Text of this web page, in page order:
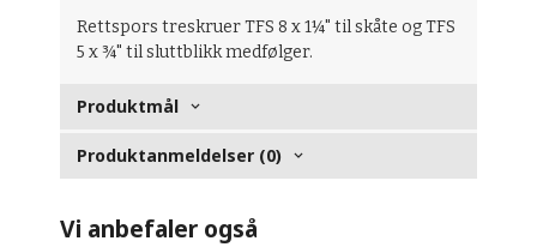
Rettspors treskruer TFS 8 x 1¼" til skåte og TFS
5 x ¾" til sluttblikk medfølger.
Produktmål
Produktanmeldelser (0)
Vi anbefaler også